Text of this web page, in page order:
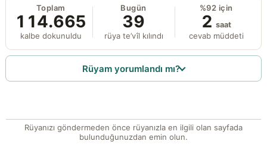
Toplam
114.665
kalbe dokunuldu
Bugün
39
rüya te’vîl kılındı
%92 için
2 saat
cevab müddeti
Rüyam yorumlandı mı?
Rüyanızı göndermeden önce rüyanızla en ilgili olan sayfada
bulunduğunuzdan emin olun.